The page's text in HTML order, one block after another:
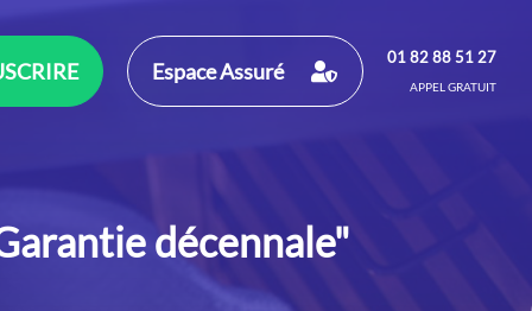
Espace Assuré
01 82 88 51 27
APPEL GRATUIT
décennale"